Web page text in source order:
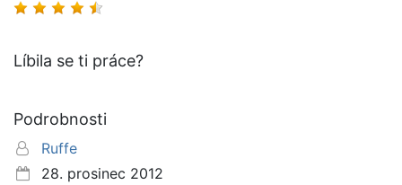
Líbila se ti práce?
Podrobnosti
Ruffe
28. prosinec 2012